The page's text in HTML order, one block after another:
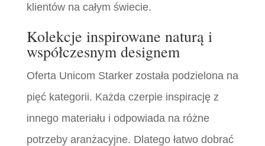
klientów na całym świecie.
Kolekcje inspirowane naturą i
współczesnym designem
Oferta Unicom Starker została podzielona na
pięć kategorii. Każda czerpie inspirację z
innego materiału i odpowiada na różne
potrzeby aranżacyjne. Dlatego łatwo dobrać